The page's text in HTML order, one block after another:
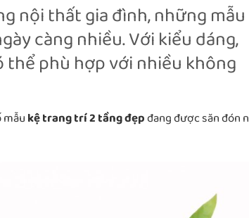
nội thất gia đình, những mẫu
càng nhiều. Với kiểu dáng,
thể phù hợp với nhiều không
mẫukệ trang trí 2 tầng đẹpđang được săn đón